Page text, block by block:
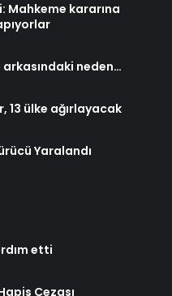
Mahkeme kararına
arkasındaki neden…
13 ülke ağırlayacak
Yaralandı
etti
Cezası